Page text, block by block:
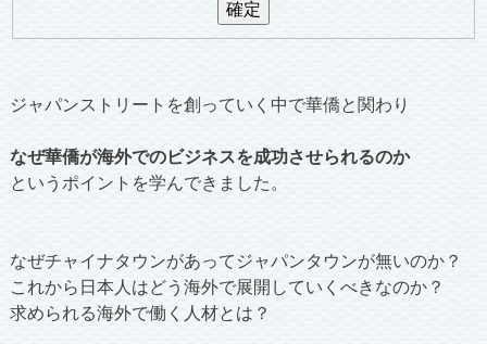
ジャパンストリートを創っていく中で華僑と関わり
なぜ華僑が海外でのビジネスを成功させられるのか
というポイントを学んできました。
なぜチャイナタウンがあってジャパンタウンが無いのか？
これから日本人はどう海外で展開していくべきなのか？
求められる海外で働く人材とは？